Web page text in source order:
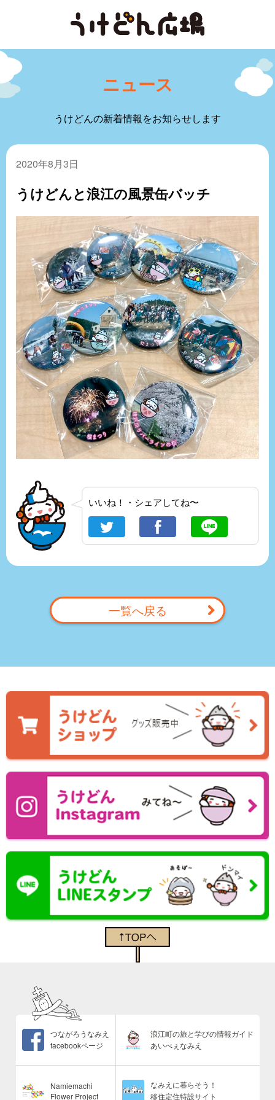
ニュース
うけどんの新着情報をお知らせします
2020年8月3日
うけどんと浪江の風景缶バッチ
いいね！・シェアしてね〜
一覧へ戻る
つながろうなみえ
facebookページ
浪江町の旅と学びの情報ガイド
あいべぇなみえ
Namiemachi
Flower Project
なみえに暮らそう！
移住定住特設サイト